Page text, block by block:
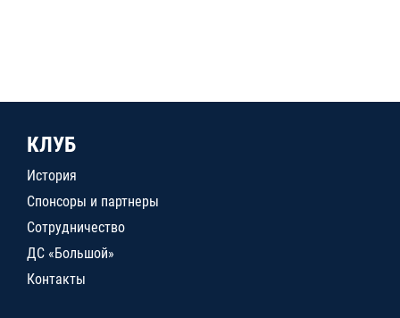
КЛУБ
История
Спонсоры и партнеры
Сотрудничество
ДС «Большой»
Контакты